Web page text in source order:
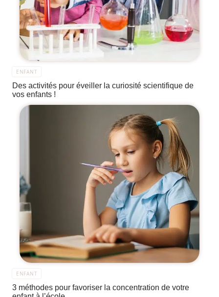
ENFANT
Des activités pour éveiller la curiosité scientifique de
vos enfants !
ENFANT
3 méthodes pour favoriser la concentration de votre